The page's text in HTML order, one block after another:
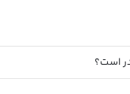
است؟